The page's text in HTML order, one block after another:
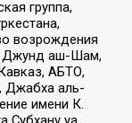
группа,
возрождения
Джунд аш-Шам,
АБТО,
Джабха аль-
имени К.